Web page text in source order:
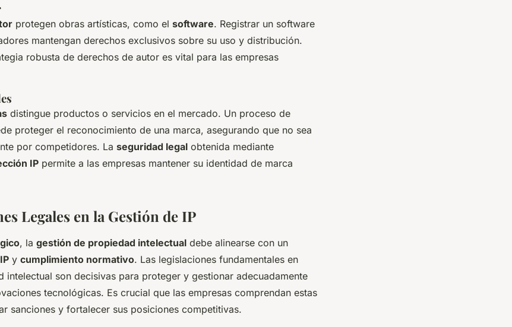
protegen obras artísticas, como el software. Registrar un software
mantengan derechos exclusivos sobre su uso y distribución.
robusta de derechos de autor es vital para las empresas
distingue productos o servicios en el mercado. Un proceso de
proteger el reconocimiento de una marca, asegurando que no sea
por competidores. La seguridad legal obtenida mediante
IP permite a las empresas mantener su identidad de marca
Legales en la Gestión de IP
, la gestión de propiedad intelectual debe alinearse con un
y cumplimiento normativo. Las legislaciones fundamentales en
intelectual son decisivas para proteger y gestionar adecuadamente
tecnológicas. Es crucial que las empresas comprendan estas
sanciones y fortalecer sus posiciones competitivas.